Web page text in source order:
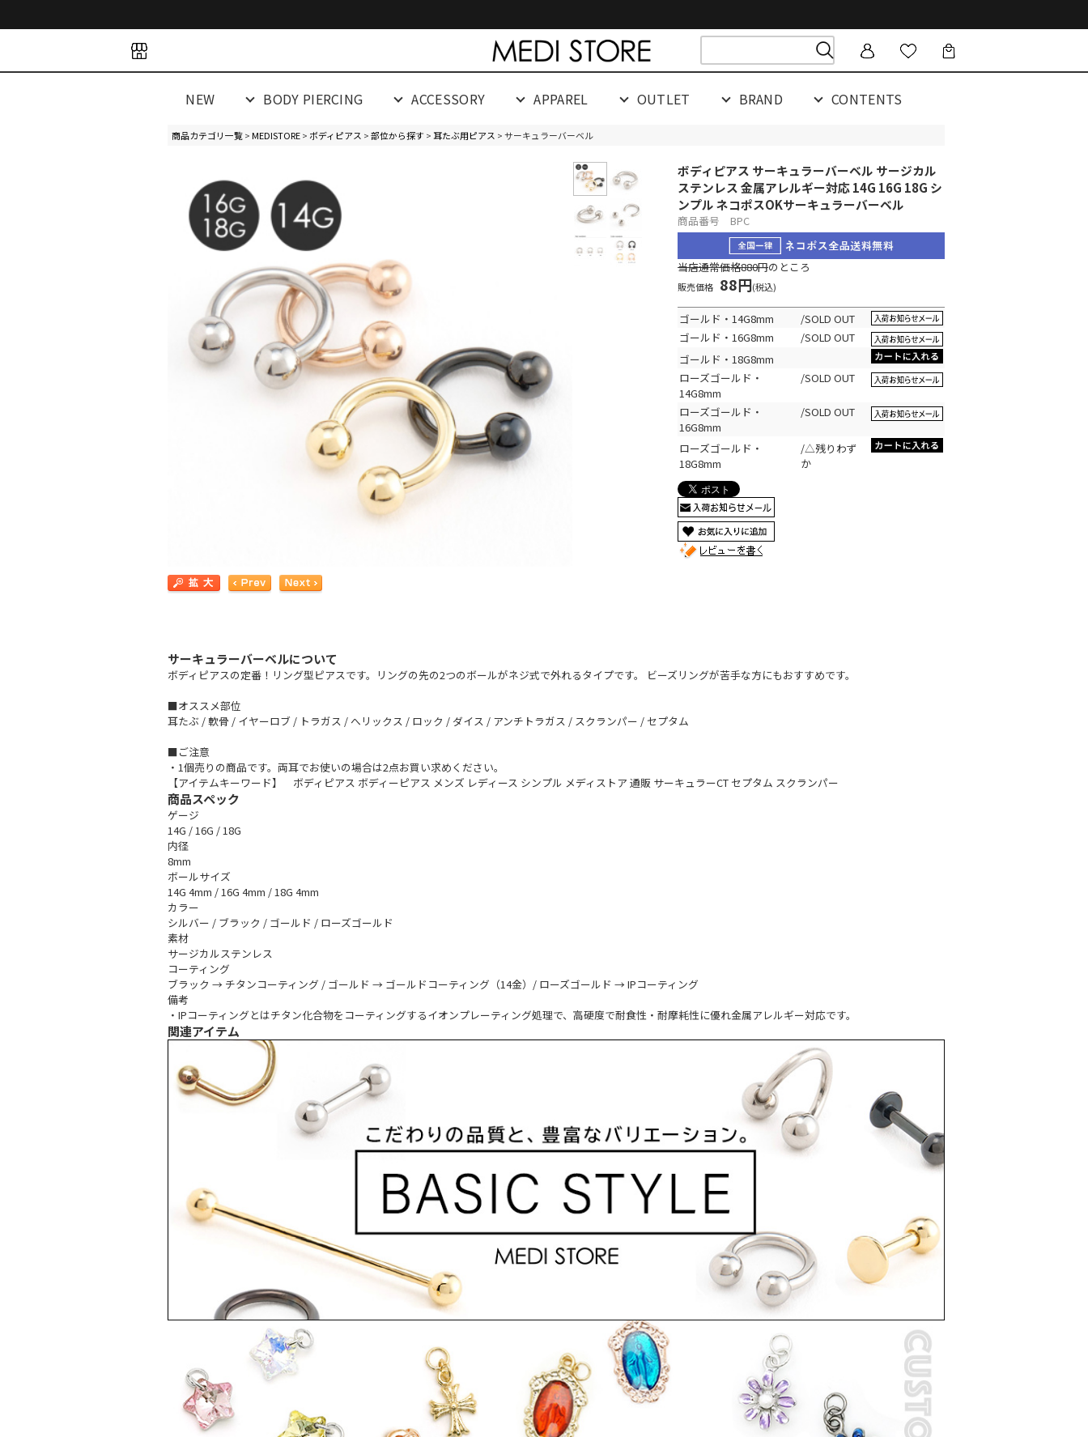
NEW BODY PIERCING ACCESSORY APPAREL OUTLET BRAND CONTENTS
商品カテゴリ一覧>MEDISTORE> ボディピアス >部位から探す >耳たぶ用ピアス > サーキュラーバーベル
ボディピアス サーキュラーバーベル サージカル
ステンレス 金属アレルギー対応 14G 16G 18G シ
ンプル ネコポスOKサーキュラーバーベル
商品番号 BPC
当店通常価格880円のところ
販売価格 88円(税込)
ゴールド・14G8mm
/SOLD OUT
ゴールド・16G8mm
/SOLD OUT
ゴールド・18G8mm
ローズゴールド・
14G8mm
/SOLD OUT
ローズゴールド・
16G8mm
/SOLD OUT
ローズゴールド・
18G8mm
/△残りわず
か
サーキュラーバーベルについて
ボディピアスの定番！リング型ピアスです。リングの先の2つのボールがネジ式で外れるタイプです。 ビーズリングが苦手な方にもおすすめです。
■オススメ部位
耳たぶ / 軟骨 / イヤーロブ / トラガス / へリックス / ロック / ダイス / アンチトラガス / スクランパー / セプタム
■ご注意
・1個売りの商品です。両耳でお使いの場合は2点お買い求めください。
【アイテムキーワード】 ボディピアス ボディーピアス メンズ レディース シンプル メディストア 通販 サーキュラーCT セプタム スクランパー
商品スペック
ゲージ
14G / 16G / 18G
内径
8mm
ボールサイズ
14G 4mm / 16G 4mm / 18G 4mm
カラー
シルバー / ブラック / ゴールド / ローズゴールド
素材
サージカルステンレス
コーティング
ブラック → チタンコーティング / ゴールド → ゴールドコーティング（14金）/ ローズゴールド → IPコーティング
備考
・IPコーティングとはチタン化合物をコーティングするイオンプレーティング処理で、高硬度で耐食性・耐摩耗性に優れ金属アレルギー対応です。
関連アイテム